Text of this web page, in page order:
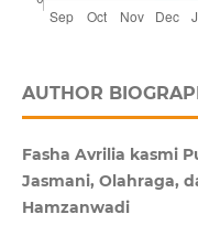
AUTHOR
Fasha Avrilia kasmi
Jasmani, Olahraga,
Hamzanwadi